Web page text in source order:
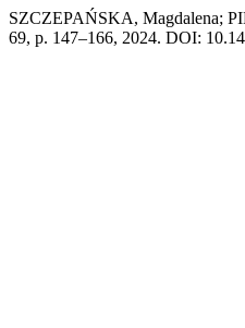
SZCZEPAŃSKA, Magdalena;
69, p. 147–166, 2024. DOI: